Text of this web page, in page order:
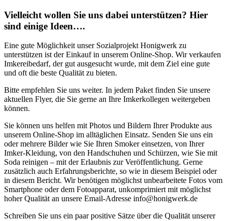
Vielleicht wollen Sie uns dabei unterstützen? Hier
sind einige Ideen….
Eine gute Möglichkeit unser Sozialprojekt Honigwerk zu
unterstützen ist der Einkauf in unserem Online-Shop. Wir verkaufen
Imkereibedarf, der gut ausgesucht wurde, mit dem Ziel eine gute
und oft die beste Qualität zu bieten.
Bitte empfehlen Sie uns weiter. In jedem Paket finden Sie unsere
aktuellen Flyer, die Sie gerne an Ihre Imkerkollegen weitergeben
können.
Sie können uns helfen mit Photos und Bildern Ihrer Produkte aus
unserem Online-Shop im alltäglichen Einsatz. Senden Sie uns ein
oder mehrere Bilder wie Sie Ihren Smoker einsetzen, von Ihrer
Imker-Kleidung, von den Handschuhen und Schürzen, wie Sie mit
Soda reinigen – mit der Erlaubnis zur Veröffentlichung. Gerne
zusätzlich auch Erfahrungsberichte, so wie in diesem Beispiel oder
in diesem Bericht. Wir benötigen möglichst unbearbeitete Fotos vom
Smartphone oder dem Fotoapparat, unkomprimiert mit möglichst
hoher Qualität an unsere Email-Adresse info@honigwerk.de
Schreiben Sie uns ein paar positive Sätze über die Qualität unserer